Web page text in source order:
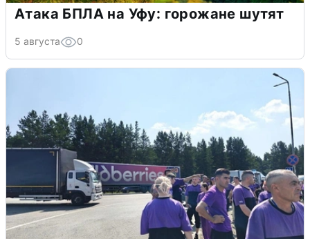
Атака БПЛА на Уфу: горожане шутят
5 августа 0